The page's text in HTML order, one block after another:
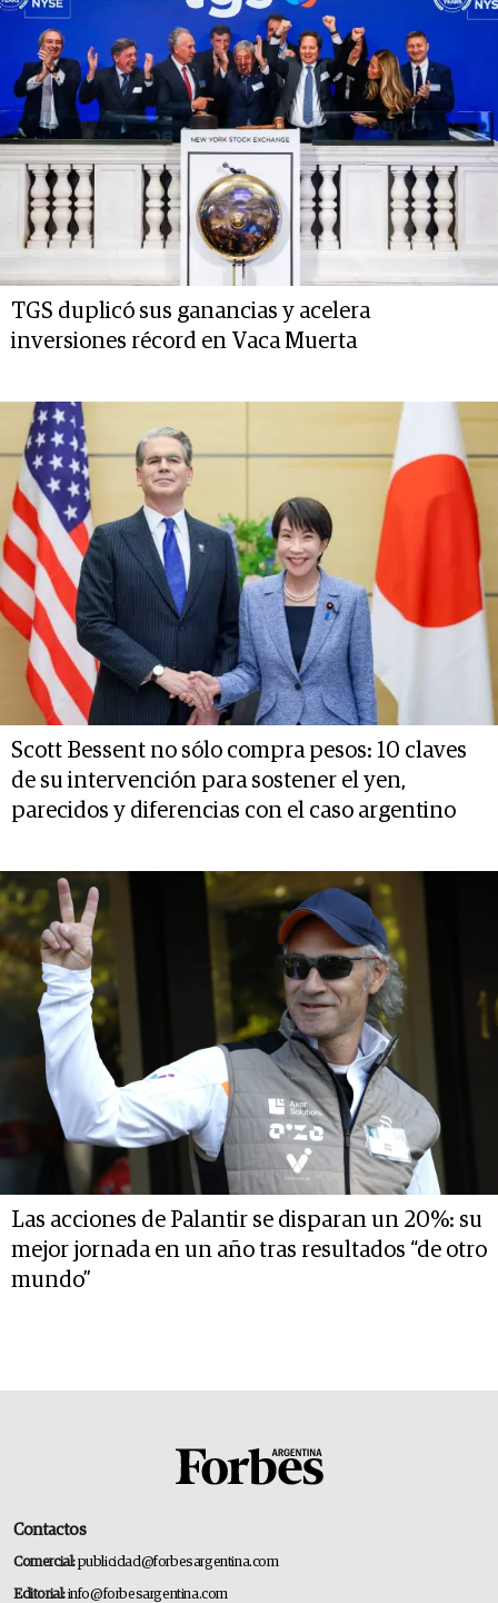
TGS duplicó sus ganancias y acelera
inversiones récord en Vaca Muerta
Scott Bessent no sólo compra pesos: 10 claves
de su intervención para sostener el yen,
parecidos y diferencias con el caso argentino
Las acciones de Palantir se disparan un 20%: su
mejor jornada en un año tras resultados “de otro
mundo”
Contactos
Comercial:publicidad@forbesargentina.com
Editorial:info@forbesargentina.com